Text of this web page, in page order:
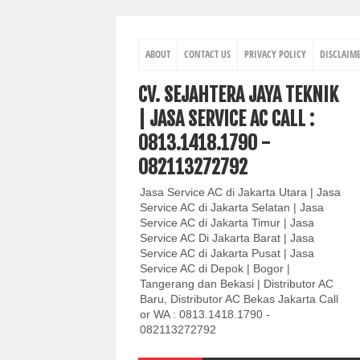
ABOUT CONTACT US PRIVACY POLICY
CV. SEJAHTERA JAYA TEKNIK
| JASA SERVICE AC CALL :
0813.1418.1790 -
082113272792
Jasa Service AC di Jakarta Utara | Jasa
Service AC di Jakarta Selatan | Jasa
Service AC di Jakarta Timur | Jasa
Service AC Di Jakarta Barat | Jasa
Service AC di Jakarta Pusat | Jasa
Service AC di Depok | Bogor |
Tangerang dan Bekasi | Distributor AC
Baru, Distributor AC Bekas Jakarta Call
or WA : 0813.1418.1790 -
082113272792